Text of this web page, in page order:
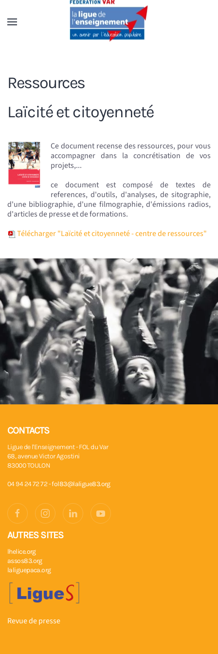
Accéder au contenu principal
Ressources
Laïcité et citoyenneté
Ce document recense des ressources, pour vous
accompagner dans la concrétisation de vos
projets,...
ce document est composé de textes de
references, d'outils, d'analyses, de sitographie,
d'une bibliographie, d'une filmographie, d'émissions radios,
d'articles de presse et de formations.
Télécharger "Laïcité et citoyenneté - centre de ressources"
CONTACTS
Ligue de l'Enseignement - FOL du Var
68, avenue Victor Agostini
83000 TOULON
04 94 24 72 72 -fol83@laligue83.org
AUTRES SITES
lhelice.org
assos83.org
laliguepaca.org
Revue de presse